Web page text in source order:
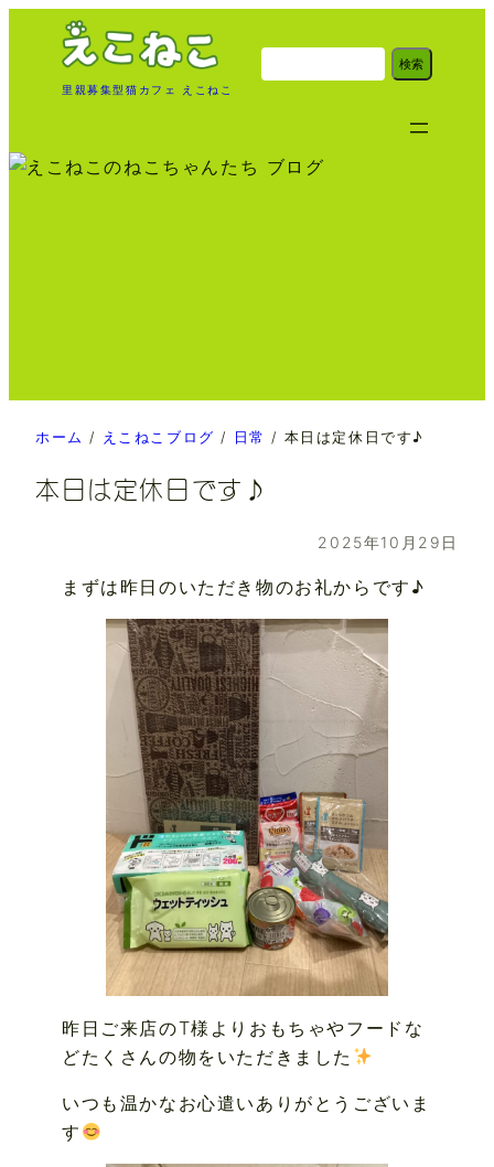
ッ
里親募集型猫カフェ えこねこ
検
索
検索
ホーム / えこねこブログ / 日常 / 本日は定休日です♪
本日は定休日です♪
2025年10月29日
まずは昨日のいただき物のお礼からです♪
昨日ご来店のT様よりおもちゃやフードな
どたくさんの物をいただきました
いつも温かなお心遣いありがとうございま
す